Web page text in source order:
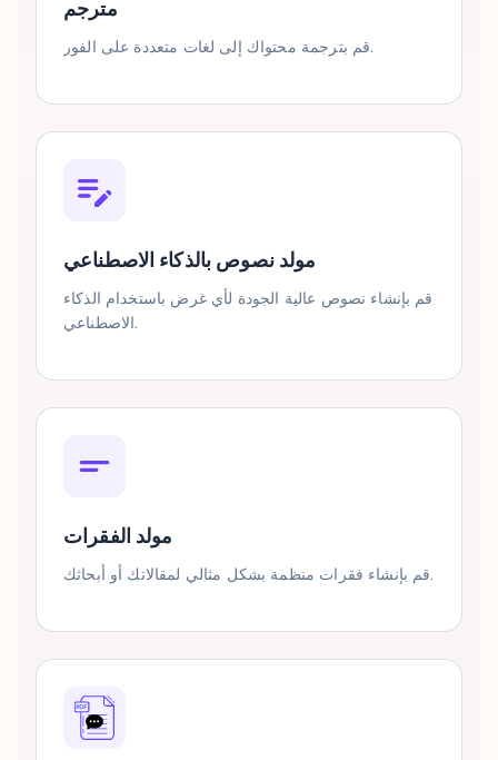
مترجم
قم بترجمة محتواك إلى لغات متعددة على الفور.
مولد نصوص بالذكاء الاصطناعي
قم بإنشاء نصوص عالية الجودة لأي غرض باستخدام الذكاء
الاصطناعي.
مولد الفقرات
قم بإنشاء فقرات منظمة بشكل مثالي لمقالاتك أو أبحاثك.